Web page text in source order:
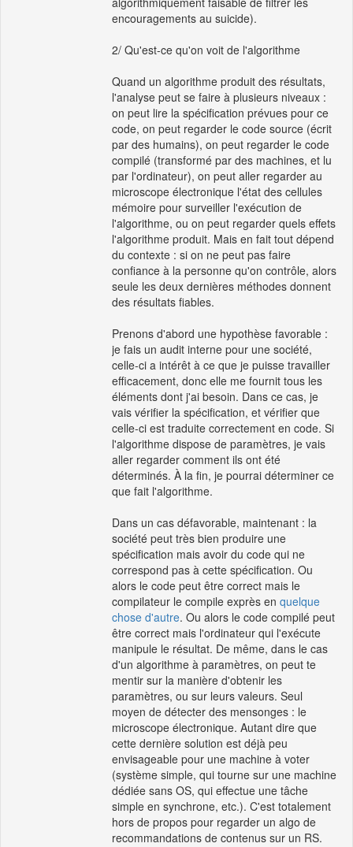
encouragements au suicide).
2/ Qu'est-ce qu'on voit de l'algorithme
Quand un algorithme produit des résultats,
l'analyse peut se faire à plusieurs niveaux :
on peut lire la spécification prévues pour ce
code, on peut regarder le code source (écrit
par des humains), on peut regarder le code
compilé (transformé par des machines, et lu
par l'ordinateur), on peut aller regarder au
microscope électronique l'état des cellules
mémoire pour surveiller l'exécution de
l'algorithme, ou on peut regarder quels effets
l'algorithme produit. Mais en fait tout dépend
du contexte : si on ne peut pas faire
confiance à la personne qu'on contrôle, alors
seule les deux dernières méthodes donnent
des résultats fiables.
Prenons d'abord une hypothèse favorable :
je fais un audit interne pour une société,
celle-ci a intérêt à ce que je puisse travailler
efficacement, donc elle me fournit tous les
éléments dont j'ai besoin. Dans ce cas, je
vais vérifier la spécification, et vérifier que
celle-ci est traduite correctement en code. Si
l'algorithme dispose de paramètres, je vais
aller regarder comment ils ont été
déterminés. À la fin, je pourrai déterminer ce
que fait l'algorithme.
Dans un cas défavorable, maintenant : la
société peut très bien produire une
spécification mais avoir du code qui ne
correspond pas à cette spécification. Ou
alors le code peut être correct mais le
compilateur le compile exprès en quelque
chose d'autre. Ou alors le code compilé peut
être correct mais l'ordinateur qui l'exécute
manipule le résultat. De même, dans le cas
d'un algorithme à paramètres, on peut te
mentir sur la manière d'obtenir les
paramètres, ou sur leurs valeurs. Seul
moyen de détecter des mensonges : le
microscope électronique. Autant dire que
cette dernière solution est déjà peu
envisageable pour une machine à voter
(système simple, qui tourne sur une machine
dédiée sans OS, qui effectue une tâche
simple en synchrone, etc.). C'est totalement
hors de propos pour regarder un algo de
recommandations de contenus sur un RS.